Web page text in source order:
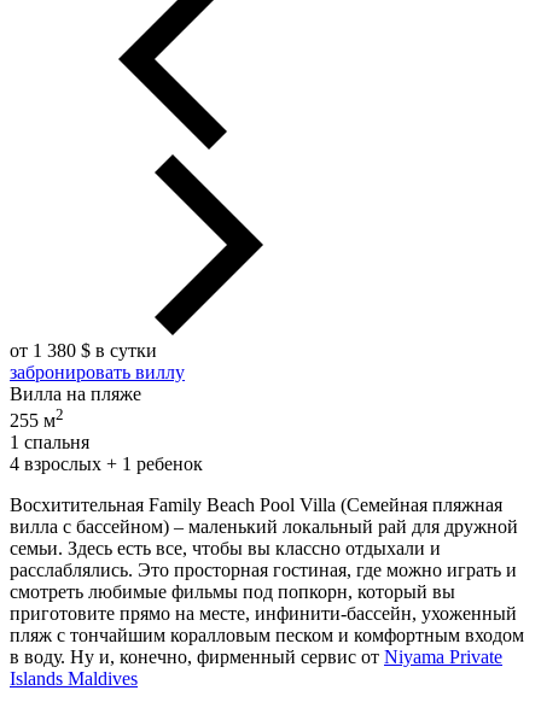
от 1 380 $ в сутки
забронировать виллу
Вилла на пляже
255 м2
1 спальня
4 взрослых + 1 ребенок
Восхитительная Family Beach Pool Villa (Семейная пляжная
вилла с бассейном) – маленький локальный рай для дружной
семьи. Здесь есть все, чтобы вы классно отдыхали и
расслаблялись. Это просторная гостиная, где можно играть и
смотреть любимые фильмы под попкорн, который вы
приготовите прямо на месте, инфинити-бассейн, ухоженный
пляж с тончайшим коралловым песком и комфортным входом
в воду. Ну и, конечно, фирменный сервис от Niyama Private
Islands Maldives